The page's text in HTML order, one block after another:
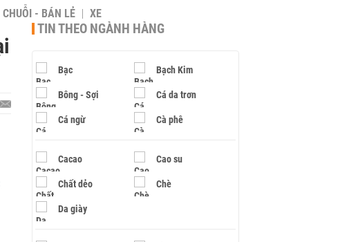
CHUỖI - BÁN LẺ XE
TIN THEO NGÀNH HÀNG
Bạc Bạch Kim
Bông - Sợi Cá da trơn
Cá ngừ Cà phê
Cacao Cao su
Chất dẻo Chè
Da giày